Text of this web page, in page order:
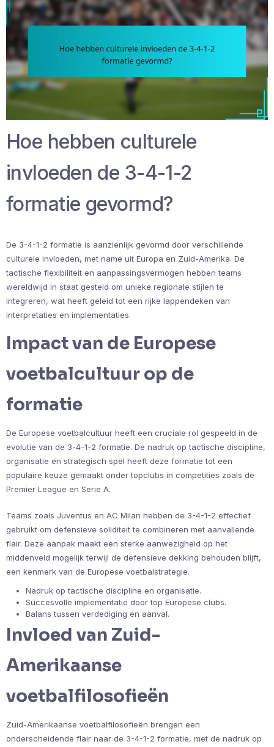
Hoe hebben culturele
invloeden de 3-4-1-2
formatie gevormd?
De 3-4-1-2 formatie is aanzienlijk gevormd door verschillende
culturele invloeden, met name uit Europa en Zuid-Amerika. De
tactische flexibiliteit en aanpassingsvermogen hebben teams
wereldwijd in staat gesteld om unieke regionale stijlen te
integreren, wat heeft geleid tot een rijke lappendeken van
interpretaties en implementaties.
Impact van de Europese
voetbalcultuur op de
formatie
De Europese voetbalcultuur heeft een cruciale rol gespeeld in de
evolutie van de 3-4-1-2 formatie. De nadruk op tactische discipline,
organisatie en strategisch spel heeft deze formatie tot een
populaire keuze gemaakt onder topclubs in competities zoals de
Premier League en Serie A.
Teams zoals Juventus en AC Milan hebben de 3-4-1-2 effectief
gebruikt om defensieve soliditeit te combineren met aanvallende
flair. Deze aanpak maakt een sterke aanwezigheid op het
middenveld mogelijk terwijl de defensieve dekking behouden blijft,
een kenmerk van de Europese voetbalstrategie.
Nadruk op tactische discipline en organisatie.
Succesvolle implementatie door top Europese clubs.
Balans tussen verdediging en aanval.
Invloed van Zuid-
Amerikaanse
voetbalfilosofieën
Zuid-Amerikaanse voetbalfilosofieën brengen een
onderscheidende flair naar de 3-4-1-2 formatie, met de nadruk op